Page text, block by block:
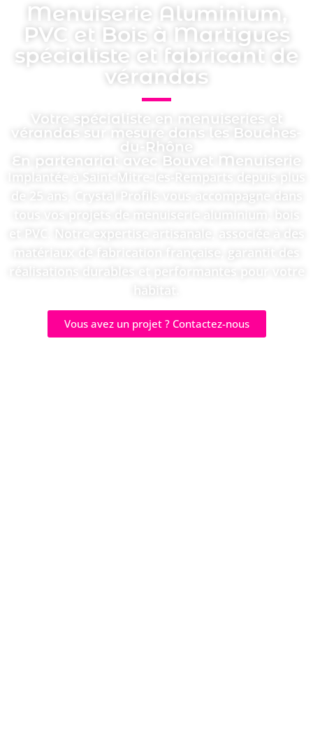
Menuiserie Aluminium,
PVC et Bois à Martigues
spécialiste et fabricant de
vérandas
Votre spécialiste en menuiseries et
vérandas sur mesure dans les Bouches-
du-Rhône
En partenariat avec Bouvet Menuiserie
Implantée à Saint-Mitre-les-Remparts depuis plus
de 25 ans, Crystal Profils vous accompagne dans
tous vos projets de menuiserie aluminium, bois
et PVC. Notre expertise artisanale, associée à des
matériaux de fabrication française, garantit des
réalisations durables et performantes pour votre
habitat.
Vous avez un projet ? Contactez-nous